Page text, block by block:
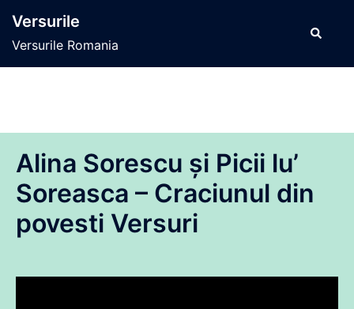
conținut
Versurile
Versurile Romania
Caută
Alina Sorescu și Picii lu’
Soreasca – Craciunul din
povesti Versuri